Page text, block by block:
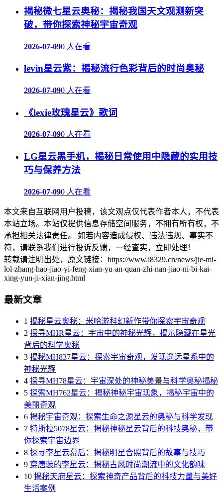
揭秘微七星云奥秘：揭秘我国天文观测新突
破，带你探索神秘宇宙奇观
2026-07-090 人在看
levin星云紫：揭秘流行色彩背后的时尚奥秘
2026-07-090 人在看
《lexie玫瑰星云》歌词
2026-07-090 人在看
LG星云黑手机，揭秘日常使用中隐藏的实用技
巧与保养方法
2026-07-090 人在看
本文来自互联网用户投稿，该文观点仅代表作者本人，不代表
本站立场。本站仅提供信息存储空间服务，不拥有所有权，不
承担相关法律责任。 如若内容造成侵权、违法违规、事实不
符，请联系我们进行投诉反馈，一经查实，立即处理！
转载请注明出处，原文链接：https://www.i8329.cn/news/jie-mi-
lol-zhang-hao-jiao-yi-feng-xian-yu-an-quan-zhi-nan-jiao-ni-bi-kai-
xing-yun-ji-xian-jing.html
最新文章
1 揭秘星云奥秘：米哈游科幻新作带你探索宇宙奇观
2 探寻MHR星云：宇宙中的神秘光辉，揭示隐藏在星光
背后的科学奥秘
3 揭秘MH837星云：探索宇宙奇观，发现遥远星系中的
神秘光辉
4 探寻MH78星云：宇宙深处的神秘美景与科学奥秘揭秘
5 探索MH762星云：揭秘神秘宇宙现象，揭秘宇宙中的
美丽奇观
6 揭秘宇宙奇观：探索生命之源星云的奥秘与科学发现
7 特斯拉5078星云：揭秘神秘星云背后的科技奥秘，带
你探索宇宙边界
8 探寻李星云幕后：揭秘明星合照背后的故事与技巧
9 穿唐装的李星云：揭秘古风时尚潮流中的文化韵味
10 揭秘天府星云：探索神奇产品背后的科技力量与美好
生活案例